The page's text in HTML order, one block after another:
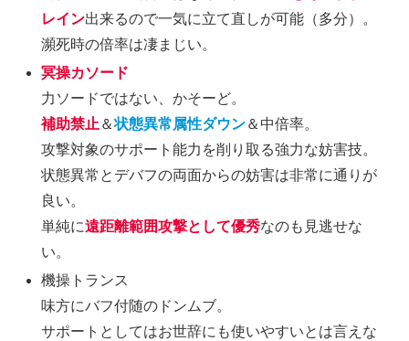
レイン出来るので一気に立て直しが可能（多分）。
瀕死時の倍率は凄まじい。
冥操カソード
力ソードではない、かそーど。
補助禁止 ＆状態異常属性ダウン＆中倍率。
攻撃対象のサポート能力を削り取る強力な妨害技。
状態異常とデバフの両面からの妨害は非常に通りが
良い。
単純に遠距離範囲攻撃として優秀なのも見逃せな
い。
機操トランス
味方にバフ付随のドンムブ。
サポートとしてはお世辞にも使いやすいとは言えな